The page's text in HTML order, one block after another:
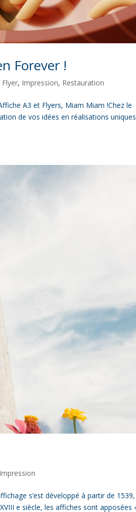
Forever !
Flyer, Impression, Restauration
A3 et Flyers, Miam Miam !Chez le
de vos idées en réalisations uniques
Impression
s’est développé à partir de 1539,
e siècle, les affiches sont apposées